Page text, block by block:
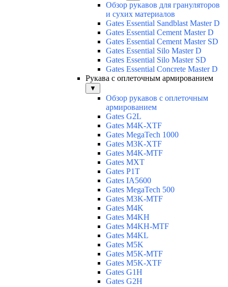
Обзор рукавов для грануляторов
и сухих материалов
Gates Essential Sandblast Master D
Gates Essential Cement Master D
Gates Essential Cement Master SD
Gates Essential Silo Master D
Gates Essential Silo Master SD
Gates Essential Concrete Master D
Рукава с оплеточным армированием
▼
Обзор рукавов с оплеточным
армированием
Gates G2L
Gates M4K-XTF
Gates MegaTech 1000
Gates M3K-XTF
Gates M4K-MTF
Gates MXT
Gates P1T
Gates IA5600
Gates MegaTech 500
Gates M3K-MTF
Gates M4K
Gates M4KH
Gates M4KH-MTF
Gates M4KL
Gates M5K
Gates M5K-MTF
Gates M5K-XTF
Gates G1H
Gates G2H